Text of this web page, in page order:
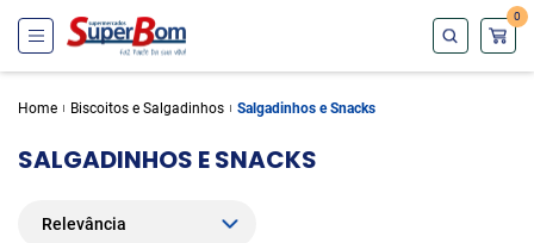
0
Home Biscoitos e Salgadinhos Salgadinhos e Snacks
SALGADINHOS E SNACKS